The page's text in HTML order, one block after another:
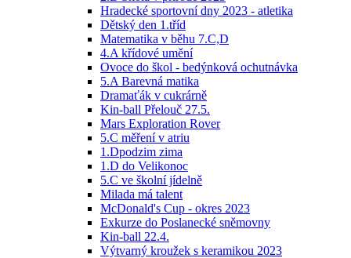
Hradecké sportovní dny 2023 - atletika
Dětský den 1.tříd
Matematika v běhu 7.C,D
4.A křídové umění
Ovoce do škol - bedýnková ochutnávka
5.A Barevná matika
Dramaťák v cukrárně
Kin-ball Přelouč 27.5.
Mars Exploration Rover
5.C měření v atriu
1.Dpodzim zima
1.D do Velikonoc
5.C ve školní jídelně
Milada má talent
McDonald's Cup - okres 2023
Exkurze do Poslanecké sněmovny
Kin-ball 22.4.
Výtvarný kroužek s keramikou 2023